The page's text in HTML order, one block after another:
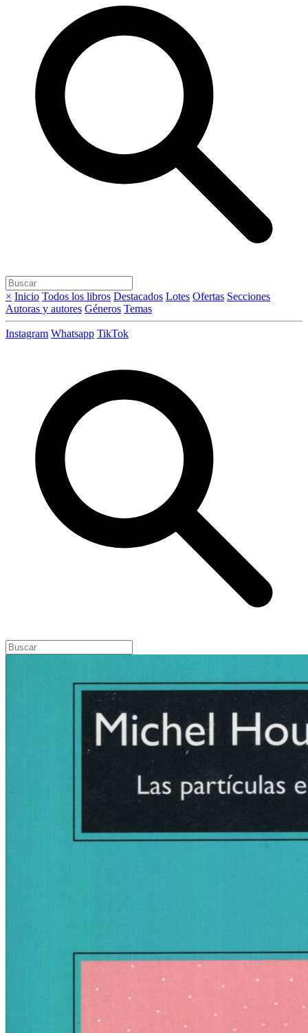
× Inicio Todos los libros Destacados Lotes Ofertas Secciones
Autoras y autores Géneros Temas
Instagram Whatsapp TikTok